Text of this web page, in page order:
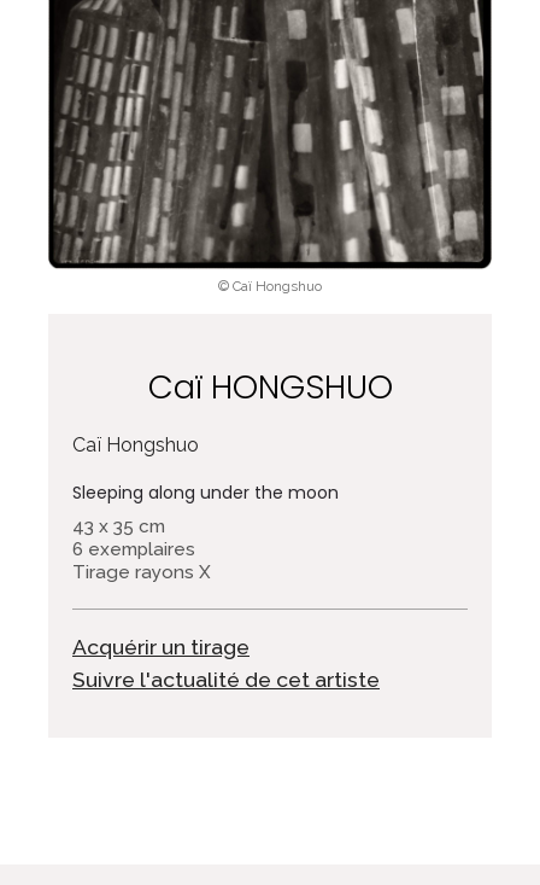
© Caï Hongshuo
Caï HONGSHUO
Caï Hongshuo
Sleeping along under the moon
43 x 35 cm
6 exemplaires
Tirage rayons X
Acquérir un tirage
Suivre l'actualité de cet artiste